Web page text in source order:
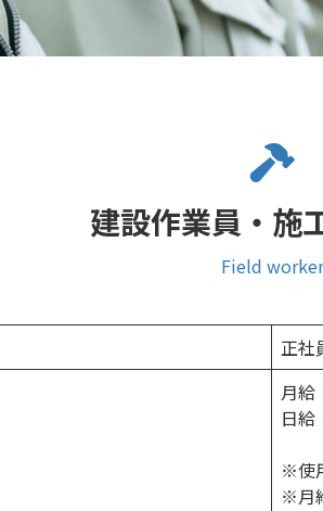
建設作業員・施
Field worker
正社
月給
日給
※使
※月